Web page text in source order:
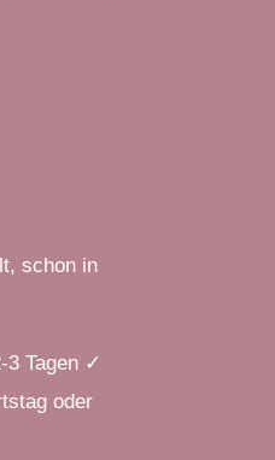
schon in
3 Tagen ✓
oder